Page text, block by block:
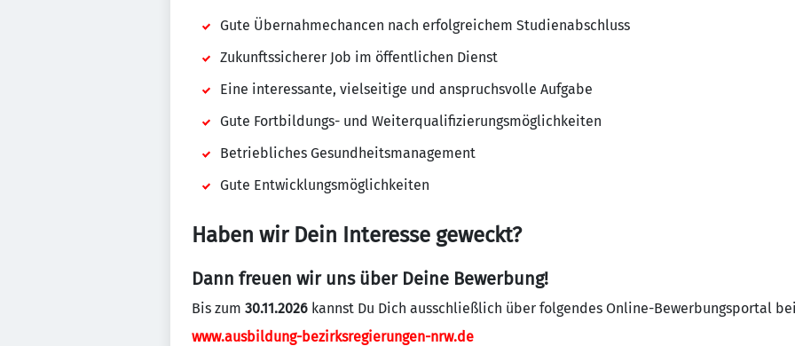
Gute Übernahmechancen nach erfolgreichem Studienabschluss
Zukunftssicherer Job im öffentlichen Dienst
Eine interessante, vielseitige und anspruchsvolle Aufgabe
Gute Fortbildungs- und Weiterqualifizierungsmöglichkeiten
Betriebliches Gesundheitsmanagement
Gute Entwicklungsmöglichkeiten
Haben wir Dein Interesse geweckt?
Dann freuen wir uns über Deine Bewerbung!
Bis zum 30.11.2026 kannst Du Dich ausschließlich über folgendes Online-Bewerbungsportal
www.ausbildung-bezirksregierungen-nrw.de